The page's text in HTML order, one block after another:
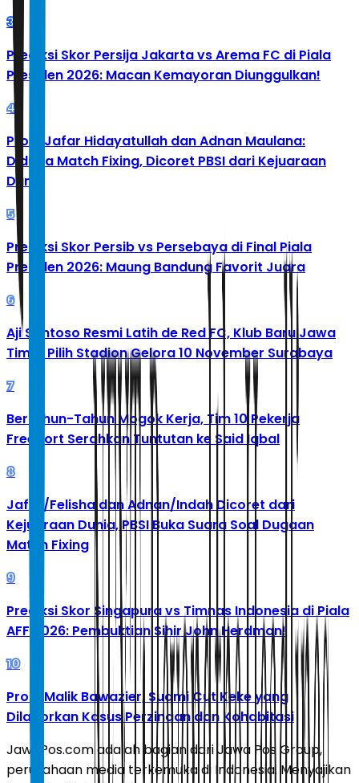
3
Prediksi Skor Persija Jakarta vs Arema FC di Piala
Presiden 2026: Macan Kemayoran Diunggulkan!
4
Profil Jafar Hidayatullah dan Adnan Maulana:
Diduga Match Fixing, Dicoret PBSI dari Kejuaraan
Dunia
5
Prediksi Skor Persib vs Persebaya di Final Piala
Presiden 2026: Maung Bandung Favorit Juara
6
Aji Santoso Resmi Latih de Red FC, Klub Baru Jawa
Timur Pilih Stadion Gelora 10 November Surabaya
7
Bertahun-Tahun Mogok Kerja, Tim 10 Pekerja
Freeport Serahkan Tuntutan ke Said Iqbal
8
Jafar/Felisha dan Adnan/Indah Dicoret dari
Kejuaraan Dunia, PBSI Buka Suara Soal Dugaan
Match Fixing
9
Prediksi Skor Singapura vs Timnas Indonesia di Piala
AFF 2026: Pembuktian Sihir John Herdman!
10
Profil Malik Bawazier, Suami Cut Keke yang
Dilaporkan Kasus Perzinaan dan Kohabitasi
JawaPos.com adalah bagian dari Jawa Pos Group,
perusahaan media terkemuka di Indonesia. Menyajikan